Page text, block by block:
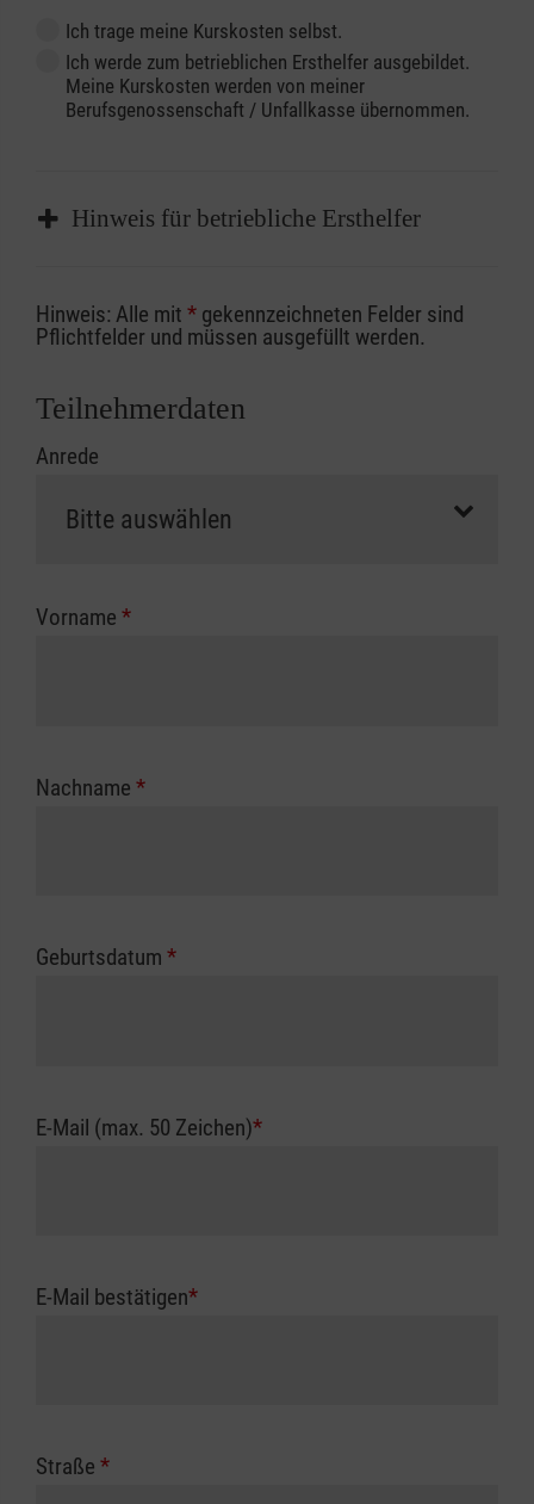
Ich trage meine Kurskosten selbst.
Ich werde zum betrieblichen Ersthelfer ausgebildet.
Meine Kurskosten werden von meiner
Berufsgenossenschaft / Unfallkasse übernommen.
Hinweis für betriebliche Ersthelfer
Sofern Sie ein Kostenübernahmeverfahren
Ihrer Berufsgenossenschaft / Unfallkasse
Abrechnungsunterlagen spätestens zu
erfolgt eine Abrechnung der vollen Kursgebühr
Die notwendigen Formulare für die
zuständigen Berufsgenossenschaft oder
Hinweis: Alle mit * gekennzeichneten Felder sind
Pflichtfelder und müssen ausgefüllt werden.
Teilnehmerdaten
Anrede
Vorname *
Nachname *
Geburtsdatum *
E-Mail (max. 50 Zeichen)*
E-Mail bestätigen*
Straße *